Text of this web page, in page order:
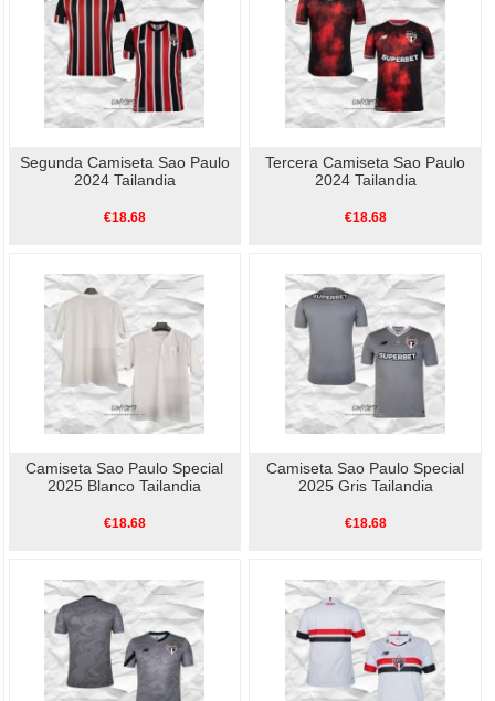
Segunda Camiseta Sao Paulo
2024 Tailandia
€18.68
Tercera Camiseta Sao Paulo
2024 Tailandia
€18.68
Camiseta Sao Paulo Special
2025 Blanco Tailandia
€18.68
Camiseta Sao Paulo Special
2025 Gris Tailandia
€18.68